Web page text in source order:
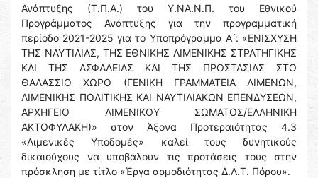
Ανάπτυξης (Τ.Π.Α.) του Υ.ΝΑ.Ν.Π. του Εθνικού
Προγράμματος Ανάπτυξης για την προγραμματική
περίοδο 2021-2025 για το Υποπρόγραμμα Α ́: «ΕΝΙΣΧΥΣΗ
ΤΗΣ ΝΑΥΤΙΛΙΑΣ, ΤΗΣ ΕΘΝΙΚΗΣ ΛΙΜΕΝΙΚΗΣ ΣΤΡΑΤΗΓΙΚΗΣ
ΚΑΙ ΤΗΣ ΑΣΦΑΛΕΙΑΣ ΚΑΙ ΤΗΣ ΠΡΟΣΤΑΣΙΑΣ ΣΤΟ
ΘΑΛΑΣΣΙΟ ΧΩΡΟ (ΓΕΝΙΚΗ ΓΡΑΜΜΑΤΕΙΑ ΛΙΜΕΝΩΝ,
ΛΙΜΕΝΙΚΗΣ ΠΟΛΙΤΙΚΗΣ ΚΑΙ ΝΑΥΤΙΛΙΑΚΩΝ ΕΠΕΝΔΥΣΕΩΝ,
ΑΡΧΗΓΕΙΟ ΛΙΜΕΝΙΚΟΥ ΣΩΜΑΤΟΣ/ΕΛΛΗΝΙΚΗ
ΑΚΤΟΦΥΛΑΚΗ)» στον Άξονα Προτεραιότητας 4.3
«Λιμενικές Υποδομές» καλεί τους δυνητικούς
δικαιούχους να υποβάλουν τις προτάσεις τους στην
πρόσκληση με τίτλο «Έργα αρμοδιότητας Δ.Λ.Τ. Πόρου».